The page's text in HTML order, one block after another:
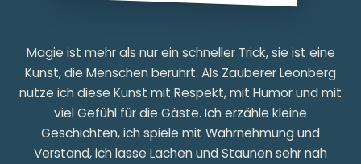
Magie ist mehr als nur ein schneller Trick, sie ist eine
Kunst, die Menschen berührt. Als Zauberer Leonberg
nutze ich diese Kunst mit Respekt, mit Humor und mit
viel Gefühl für die Gäste. Ich erzähle kleine
Geschichten, ich spiele mit Wahrnehmung und
Verstand, ich lasse Lachen und Staunen sehr nah